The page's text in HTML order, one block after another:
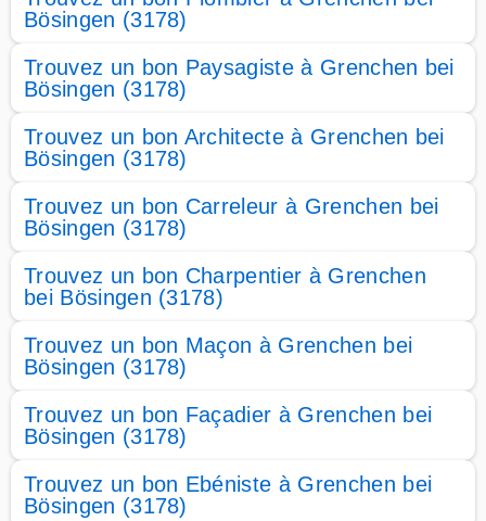
Bösingen (3178)
Trouvez un bon Paysagiste à Grenchen bei
Bösingen (3178)
Trouvez un bon Architecte à Grenchen bei
Bösingen (3178)
Trouvez un bon Carreleur à Grenchen bei
Bösingen (3178)
Trouvez un bon Charpentier à Grenchen
bei Bösingen (3178)
Trouvez un bon Maçon à Grenchen bei
Bösingen (3178)
Trouvez un bon Façadier à Grenchen bei
Bösingen (3178)
Trouvez un bon Ebéniste à Grenchen bei
Bösingen (3178)